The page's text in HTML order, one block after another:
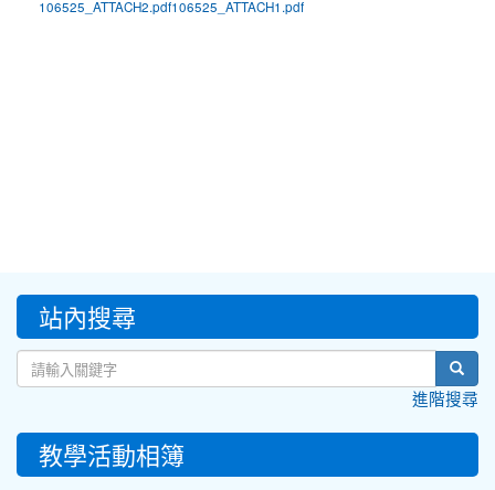
106525_ATTACH2.pdf106525_ATTACH1.pdf
::: 站內搜尋
進階搜尋
教學活動相簿